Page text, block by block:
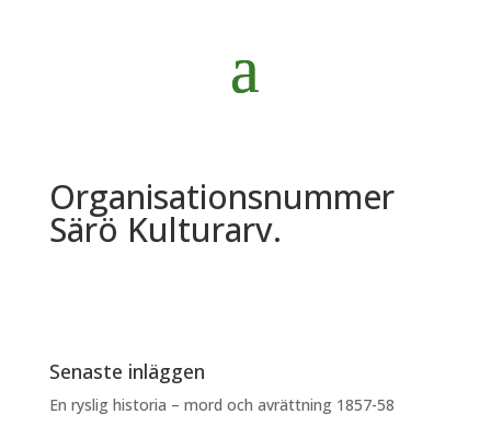
Organisationsnummer
Särö Kulturarv.
Senaste inläggen
En ryslig historia – mord och avrättning 1857-58